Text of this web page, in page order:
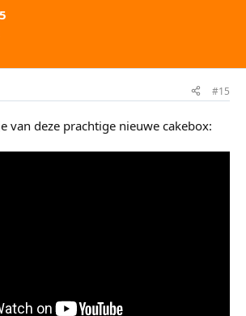
#15
van deze prachtige nieuwe cakebox: